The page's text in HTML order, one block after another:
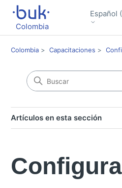
Colombia
Español
Colombia Capacitaciones
Artículos en esta sección